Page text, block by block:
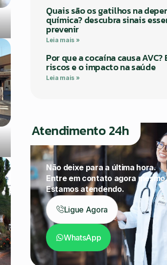
Quais são os gatilhos na
química? descubra sinais
prevenir
Leia mais »
Por que a cocaína causa AVC?
riscos e o impacto na saúde
Leia mais »
Atendimento 24h
Não deixe para a última hora.
Entre em contato agora mesmo.
Estamos atendendo.
Ligue Agora
WhatsApp